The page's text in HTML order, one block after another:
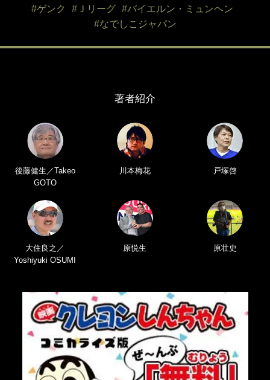
#ゲンク
#Ｊリーグ
#バイエルン・ミュンヘン
#なでしこジャパン
著者紹介
後藤健生／Takeo
GOTO
川本梅花 戸塚啓
大住良之／
Yoshiyuki OSUMI
原悦生 原壮史